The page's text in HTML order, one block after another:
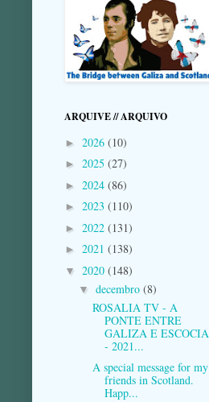
ARQUIVE // ARQUIVO
► 2026 (10)
► 2025 (27)
► 2024 (86)
► 2023 (110)
► 2022 (131)
► 2021 (138)
▼ 2020 (148)
▼ decembro (8)
ROSALIA TV - A
PONTE ENTRE
GALIZA E ESCOCIA
- 2021...
A special message for my
friends in Scotland.
Happ...